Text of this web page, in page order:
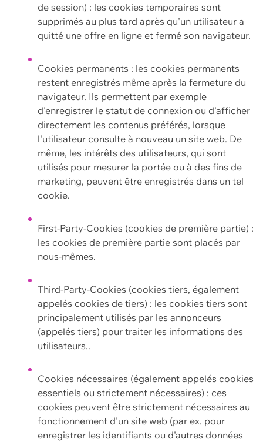
de session) : les cookies temporaires sont
supprimés au plus tard après qu'un utilisateur a
quitté une offre en ligne et fermé son navigateur.
Cookies permanents : les cookies permanents
restent enregistrés même après la fermeture du
navigateur. Ils permettent par exemple
d'enregistrer le statut de connexion ou d'afficher
directement les contenus préférés, lorsque
l'utilisateur consulte à nouveau un site web. De
même, les intérêts des utilisateurs, qui sont
utilisés pour mesurer la portée ou à des fins de
marketing, peuvent être enregistrés dans un tel
cookie.
First-Party-Cookies (cookies de première partie) :
les cookies de première partie sont placés par
nous-mêmes.
Third-Party-Cookies (cookies tiers, également
appelés cookies de tiers) : les cookies tiers sont
principalement utilisés par les annonceurs
(appelés tiers) pour traiter les informations des
utilisateurs..
Cookies nécessaires (également appelés cookies
essentiels ou strictement nécessaires) : ces
cookies peuvent être strictement nécessaires au
fonctionnement d'un site web (par ex. pour
enregistrer les identifiants ou d'autres données